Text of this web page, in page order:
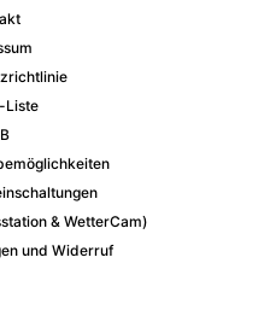
Liste
& WetterCam)
und Widerruf